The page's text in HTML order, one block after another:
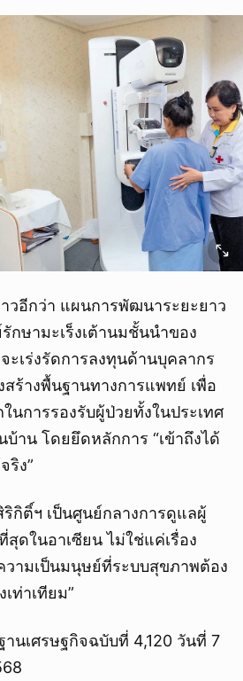
อีกว่า แผนการพัฒนาระยะยาว
กษามะเร็งเต้านมชั้นนำของ
ะเร่งรัดการลงทุนด้านบุคลากร
ร้างพื้นฐานทางการแพทย์ เพื่อ
นการรองรับผู้ป่วยทั้งในประเทศ
บ้าน โดยยึดหลักการ “เข้าถึงได้
ริง”
ริกิติ์ฯ เป็นศูนย์กลางการดูแลผู้
สุดในอาเซียน ไม่ใช่แค่เรื่อง
วามเป็นมนุษย์ที่ระบบสุขภาพต้อง
ท่าเทียม”
นเศรษฐกิจฉบับที่ 4,120 วันที่ 7